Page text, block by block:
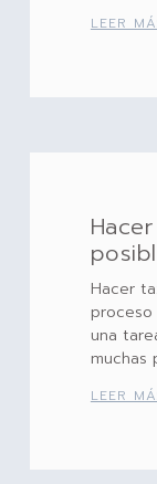
LEER
Hacer
una
muchas
LEER